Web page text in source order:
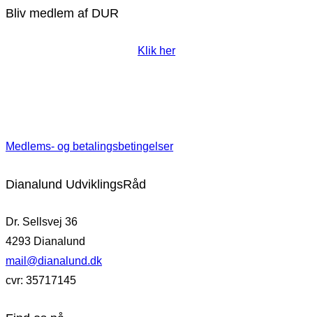
Bliv medlem af DUR
Klik her
Medlems- og betalingsbetingelser
Dianalund UdviklingsRåd
Dr. Sellsvej 36
4293 Dianalund
mail@dianalund.dk
cvr: 35717145